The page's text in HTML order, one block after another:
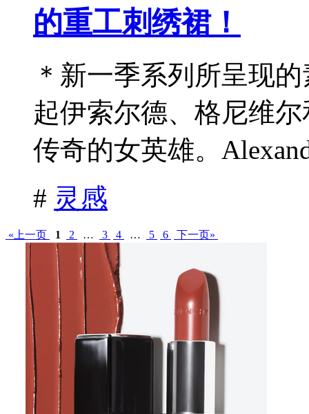
的重工刺绣裙！
＊新一季系列所呈现
起伊索尔德、格尼维
传奇的女英雄。
# 灵感
«上一页 1 2 … 3 4 … 5 6 下一页»